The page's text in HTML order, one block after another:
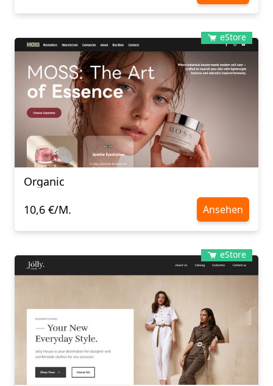
eStore
Organic
10,6 €/M.
Ansehen
eStore